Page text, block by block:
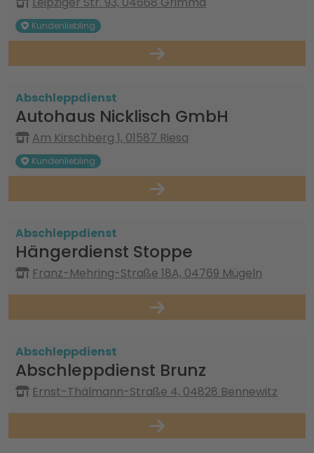
Kundenliebling
Abschleppdienst
Autohaus Nicklisch GmbH
Am Kirschberg 1, 01587 Riesa
Kundenliebling
Abschleppdienst
Hängerdienst Stoppe
Franz-Mehring-Straße 18A, 04769 Mügeln
Abschleppdienst
Abschleppdienst Brunz
Ernst-Thälmann-Straße 4, 04828 Bennewitz